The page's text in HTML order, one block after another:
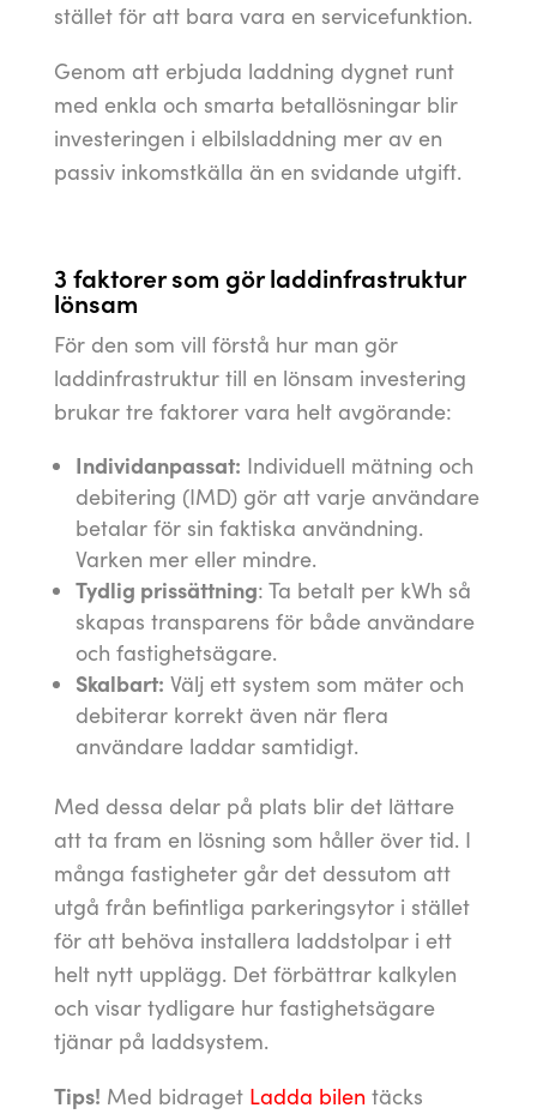
stället för att bara vara en servicefunktion.
Genom att erbjuda laddning dygnet runt
med enkla och smarta betallösningar blir
investeringen i elbilsladdning mer av en
passiv inkomstkälla än en svidande utgift.
3 faktorer som gör laddinfrastruktur
lönsam
För den som vill förstå hur man gör
laddinfrastruktur till en lönsam investering
brukar tre faktorer vara helt avgörande:
Individanpassat: Individuell mätning och
debitering (IMD) gör att varje användare
betalar för sin faktiska användning.
Varken mer eller mindre.
Tydlig prissättning: Ta betalt per kWh så
skapas transparens för både användare
och fastighetsägare.
Skalbart: Välj ett system som mäter och
debiterar korrekt även när flera
användare laddar samtidigt.
Med dessa delar på plats blir det lättare
att ta fram en lösning som håller över tid. I
många fastigheter går det dessutom att
utgå från befintliga parkeringsytor i stället
för att behöva installera laddstolpar i ett
helt nytt upplägg. Det förbättrar kalkylen
och visar tydligare hur fastighetsägare
tjänar på laddsystem.
Tips! Med bidraget Ladda bilentäcks